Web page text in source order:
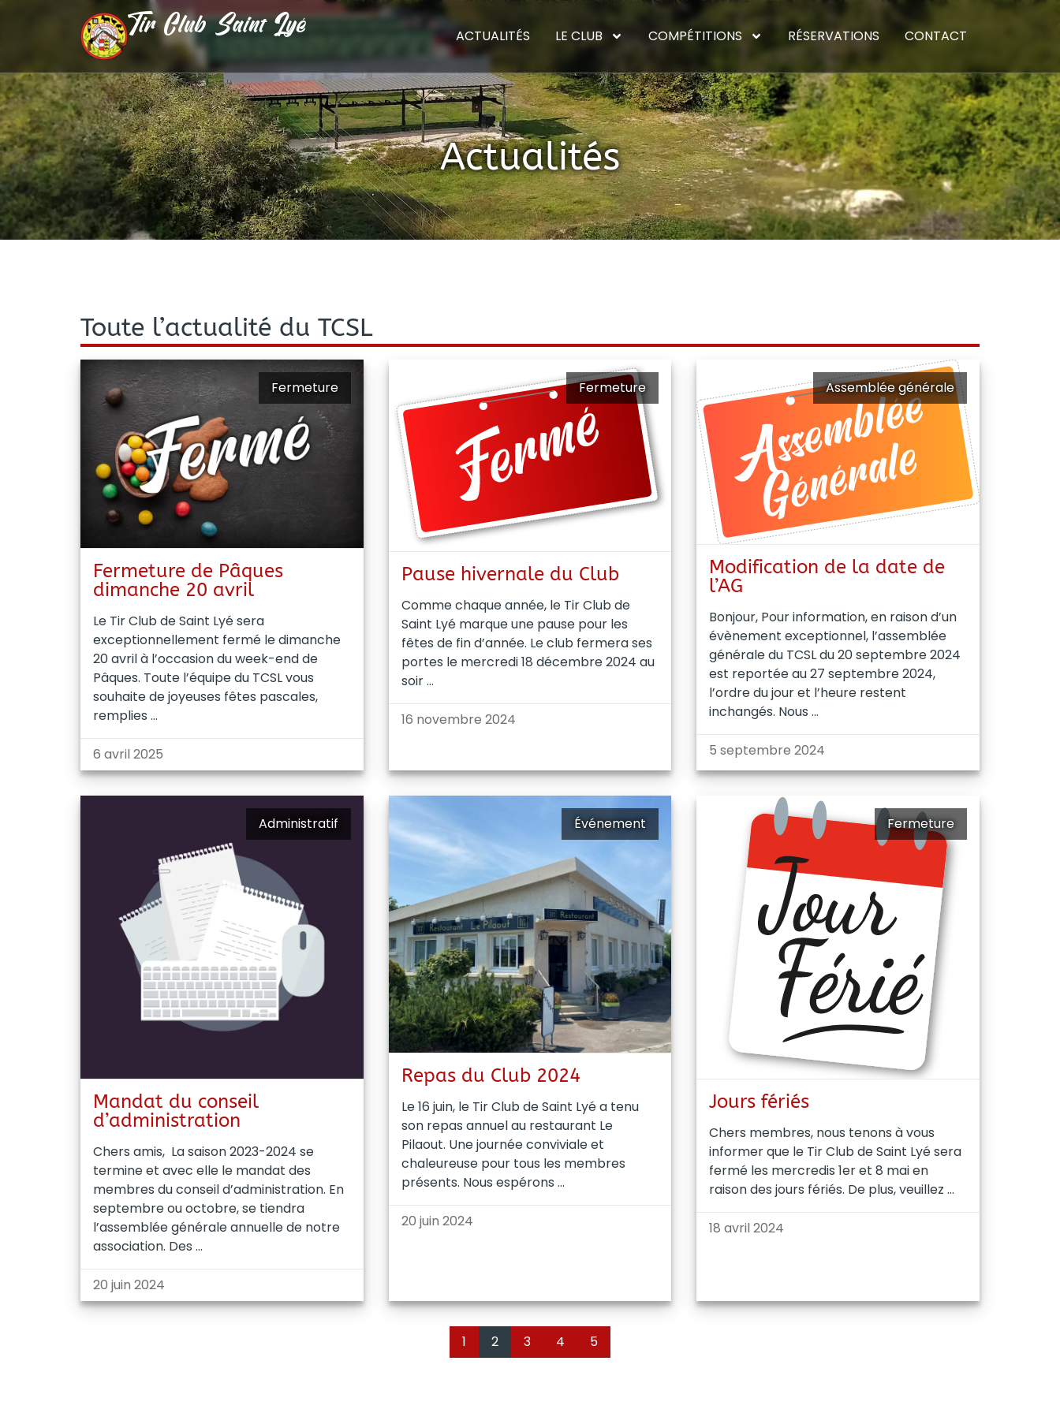
Tir Club Saint Lyé ACTUALITÉS LE CLUB COMPÉTITIONS RÉSERVATIONS CONTACT
Actualités
Toute l’actualité du TCSL
Fermeture
Fermeture de Pâques
dimanche 20 avril
Le Tir Club de Saint Lyé sera
exceptionnellement fermé le dimanche
20 avril à l’occasion du week-end de
Pâques. Toute l’équipe du TCSL vous
souhaite de joyeuses fêtes pascales,
remplies
6 avril 2025
Fermeture
Pause hivernale du Club
Comme chaque année, le Tir Club de
Saint Lyé marque une pause pour les
fêtes de fin d’année. Le club fermera ses
portes le mercredi 18 décembre 2024 au
soir
16 novembre 2024
Assemblée générale
Modification de la date de
l’AG
Bonjour, Pour information, en raison d’un
évènement exceptionnel, l’assemblée
générale du TCSL du 20 septembre 2024
est reportée au 27 septembre 2024,
l’ordre du jour et l’heure restent
inchangés. Nous
5 septembre 2024
Administratif
Mandat du conseil
d’administration
Chers amis, La saison 2023-2024 se
termine et avec elle le mandat des
membres du conseil d’administration. En
septembre ou octobre, se tiendra
l’assemblée générale annuelle de notre
association. Des
20 juin 2024
Événement
Repas du Club 2024
Le 16 juin, le Tir Club de Saint Lyé a tenu
son repas annuel au restaurant Le
Pilaout. Une journée conviviale et
chaleureuse pour tous les membres
présents. Nous espérons
20 juin 2024
Fermeture
Jours fériés
Chers membres, nous tenons à vous
informer que le Tir Club de Saint Lyé sera
fermé les mercredis 1er et 8 mai en
raison des jours fériés. De plus, veuillez
18 avril 2024
1 2 3 4 5